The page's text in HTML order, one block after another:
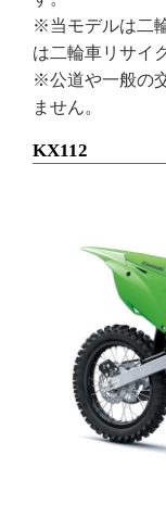
※当モデルは二
は二輪車リサイ
※公道や一般の
ません。
KX112